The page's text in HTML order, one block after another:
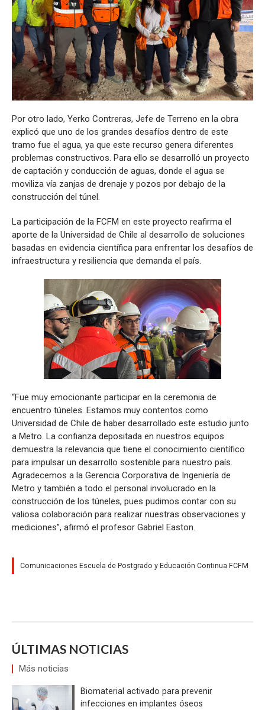
Por otro lado, Yerko Contreras, Jefe de Terreno en la obra
explicó que uno de los grandes desafíos dentro de este
tramo fue el agua, ya que este recurso genera diferentes
problemas constructivos. Para ello se desarrolló un proyecto
de captación y conducción de aguas, donde el agua se
moviliza vía zanjas de drenaje y pozos por debajo de la
construcción del túnel.
La participación de la FCFM en este proyecto reafirma el
aporte de la Universidad de Chile al desarrollo de soluciones
basadas en evidencia científica para enfrentar los desafíos de
infraestructura y resiliencia que demanda el país.
“Fue muy emocionante participar en la ceremonia de
encuentro túneles. Estamos muy contentos como
Universidad de Chile de haber desarrollado este estudio junto
a Metro. La confianza depositada en nuestros equipos
demuestra la relevancia que tiene el conocimiento científico
para impulsar un desarrollo sostenible para nuestro país.
Agradecemos a la Gerencia Corporativa de Ingeniería de
Metro y también a todo el personal involucrado en la
construcción de los túneles, pues pudimos contar con su
valiosa colaboración para realizar nuestras observaciones y
mediciones”, afirmó el profesor Gabriel Easton.
Comunicaciones Escuela de Postgrado y Educación Continua FCFM
ÚLTIMAS NOTICIAS
Más noticias
Biomaterial activado para prevenir
infecciones en implantes óseos